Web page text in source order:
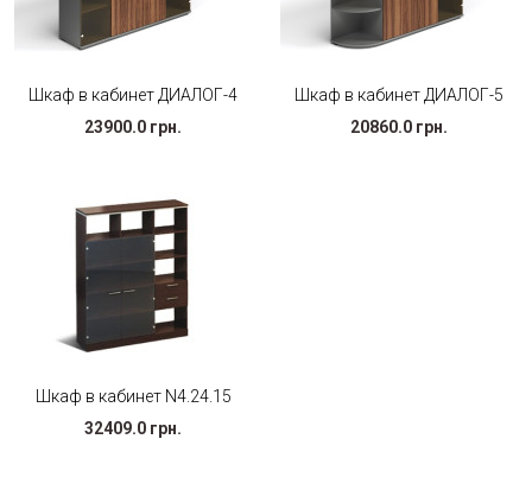
Шкаф в кабинет ДИАЛОГ-4
23900.0 грн.
Шкаф в кабинет ДИАЛОГ-5
20860.0 грн.
Шкаф в кабинет N4.24.15
32409.0 грн.